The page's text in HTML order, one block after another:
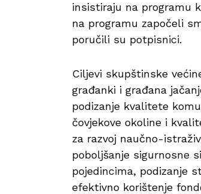
insistiraju na programu
na programu započeli
poručili su potpisnici.
Ciljevi skupštinske
građanki i građana
podizanje kvalitete
čovjekove okoline i
za razvoj naučno-
poboljšanje sigurnosne
pojedincima, podizanje
efektivno korištenje